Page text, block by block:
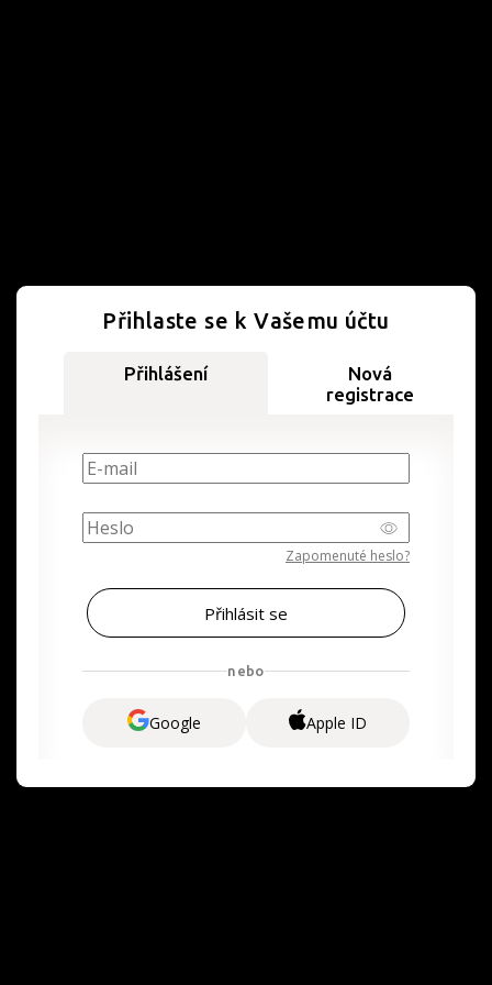
Přihlaste se k Vašemu účtu
Přihlášení
Nová
registrace
Zapomenuté heslo?
nebo
Google Apple ID